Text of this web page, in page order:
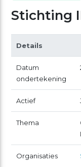
Stichting
Details
Datum
ondertekening
Actief
Thema
Organisaties